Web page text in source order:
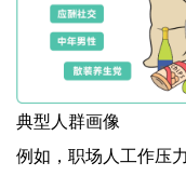
典型人群画像
例如，职场人工作压